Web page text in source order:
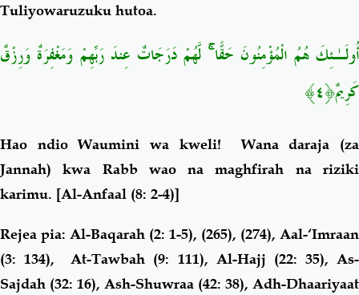
Tuliyowaruzuku hutoa.
أُولَـٰئِكَ هُمُ الْمُؤْمِنُونَ حَقًّاۚ لَّهُمْ دَرَجَاتٌ عِندَ رَبِّهِمْ وَمَغْفِرَةٌ وَرِزْقٌ
كَرِيمٌ﴿٤﴾
Hao ndio Waumini wa kweli! Wana daraja (za
Jannah) kwa Rabb wao na maghfirah na riziki
karimu. [Al-Anfaal (8: 2-4)]
Rejea pia: Al-Baqarah (2: 1-5), (265), (274), Aal-‘Imraan
(3: 134), At-Tawbah (9: 111), Al-Hajj (22: 35), As-
Sajdah (32: 16), Ash-Shuwraa (42: 38), Adh-Dhaariyaat